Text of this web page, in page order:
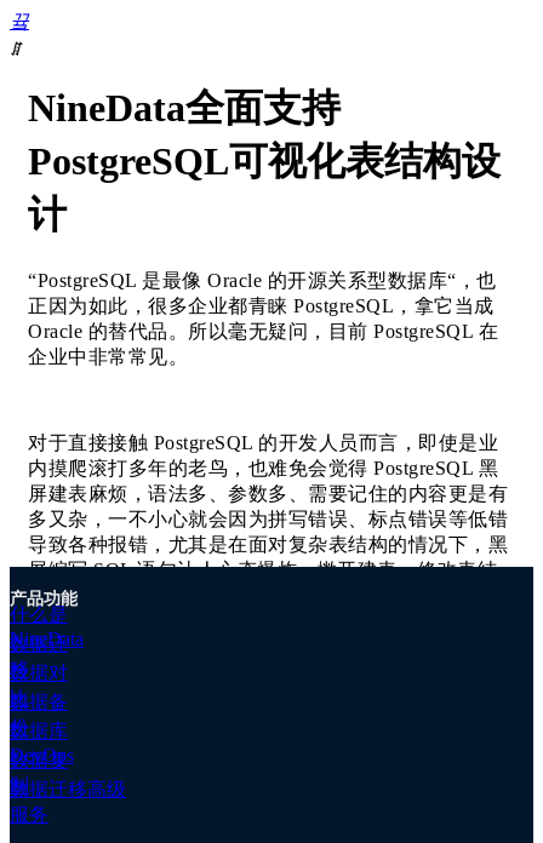
끀
ꁲ
首
页
据
复
制
数
据
数
据
库
迁
移
高
级
服
务
数
据
备
份
数
据
NineData全面支持
PostgreSQL可视化表结构设
计
“PostgreSQL 是最像 Oracle 的开源关系型数据库“，也
正因为如此，很多企业都青睐 PostgreSQL，拿它当成
Oracle 的替代品。所以毫无疑问，目前 PostgreSQL 在
企业中非常常见。
对于直接接触 PostgreSQL 的开发人员而言，即使是业
内摸爬滚打多年的老鸟，也难免会觉得 PostgreSQL 黑
屏建表麻烦，语法多、参数多、需要记住的内容更是有
多又杂，一不小心就会因为拼写错误、标点错误等低错
导致各种报错，尤其是在面对复杂表结构的情况下，黑
屏编写 SQL 语句让人心态爆炸。撇开建表，修改表结
构则更加让人抓狂，修改过程不能有差错，否则甚至可
能影响业务。
因此，用一个功能完善的图形化工具来替代黑屏界面，
就显得非常重要了。而 NineData 刚好就符合，
NineData 的目标是，无论对于 PostgreSQL 的了解程度
如何，哪怕是刚入门的新手，都能快速把 PostgreSQL
表结构给设计起来。
产品功能
什么是
NineData
数据迁
移
数据对
比
数据备
份
数据库
DevOps
数据复
制
数据迁移高级
服务